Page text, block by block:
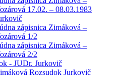
17.02. – 08.03.1983
zápisnica Zimáková –
1/2
zápisnica Zimáková –
2/2
- JUDr. Jurkovič
Rozsudok Jurkovič